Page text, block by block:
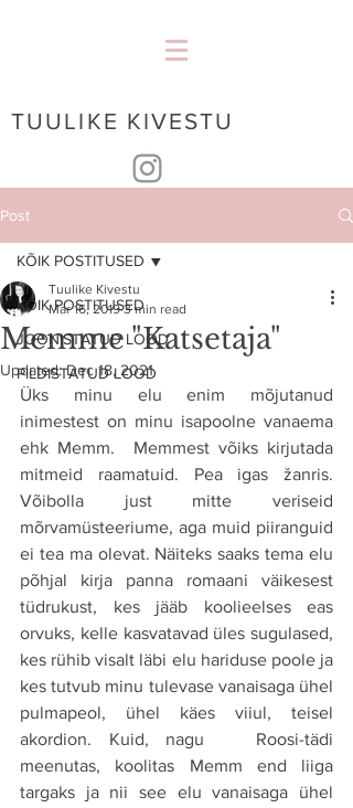
TUULIKE KIVESTU
Post
KÕIK POSTITUSED
JOONISTATUD LOOD
PILDISTATUD LOOD
KÕIK POSTITUSED
Memme "Katsetaja"
Tuulike Kivestu
Mar 16, 2019 3 min read
Updated:Dec 18, 2021
Üks minu elu enim mõjutanud
inimestest on minu isapoolne vanaema
ehk Memm.  Memmest võiks kirjutada
mitmeid raamatuid. Pea igas žanris.
Võibolla just mitte veriseid
mõrvamüsteeriume, aga muid piiranguid
ei tea ma olevat. Näiteks saaks tema elu
põhjal kirja panna romaani väikesest
tüdrukust, kes jääb koolieelses eas
orvuks, kelle kasvatavad üles sugulased,
kes rühib visalt läbi elu hariduse poole ja
kes tutvub minu tulevase vanaisaga ühel
pulmapeol, ühel käes viiul, teisel
akordion. Kuid, nagu   Roosi-tädi
meenutas, koolitas Memm end liiga
targaks ja nii see elu vanaisaga ühel